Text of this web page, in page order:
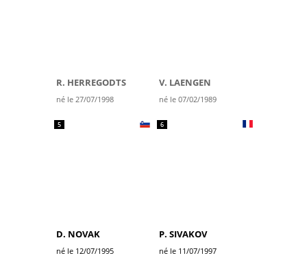
R. HERREGODTS
né le 27/07/1998
V. LAENGEN
né le 07/02/1989
5
D. NOVAK
né le 12/07/1995
6
P. SIVAKOV
né le 11/07/1997